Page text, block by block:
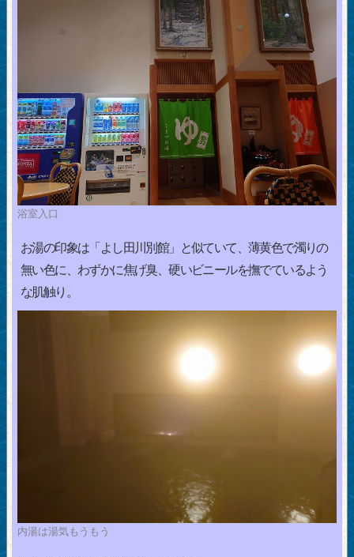
浴室入口
お湯の印象は「よし田川別館」と似ていて、薄黄色で濁りの
無い色に、わずかに焦げ臭、硬いビニールを撫でているよう
な肌触り。
内湯は湯気もうもう